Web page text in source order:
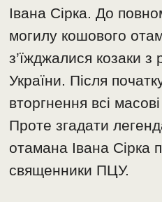
Івана Сірка. До
могилу кошового
з’їжджалися козаки з
України. Після
вторгнення всі
Проте згадати
отамана Івана Сірка
священники ПЦУ.